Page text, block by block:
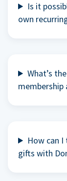
Is it
own
What’s
membership
How can
gifts with